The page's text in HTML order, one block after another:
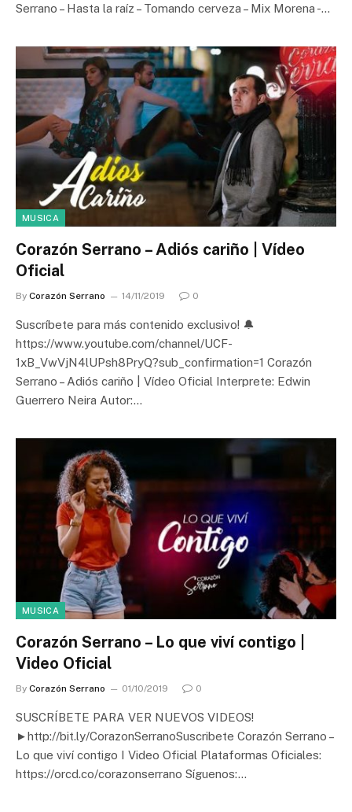
Serrano – Hasta la raíz – Tomando cerveza – Mix Morena -…
MUSICA
Corazón Serrano – Adiós cariño | Vídeo
Oficial
By Corazón Serrano 14/11/2019 0
Suscríbete para más contenido exclusivo! 🔔
https://www.youtube.com/channel/UCF-
1xB_VwVjN4lUPsh8PryQ?sub_confirmation=1 Corazón
Serrano – Adiós cariño | Vídeo Oficial Interprete: Edwin
Guerrero Neira Autor:…
MUSICA
Corazón Serrano – Lo que viví contigo |
Video Oficial
By Corazón Serrano 01/10/2019 0
SUSCRÍBETE PARA VER NUEVOS VIDEOS!
►http://bit.ly/CorazonSerranoSuscribete Corazón Serrano –
Lo que viví contigo I Video Oficial Plataformas Oficiales:
https://orcd.co/corazonserrano Síguenos:…